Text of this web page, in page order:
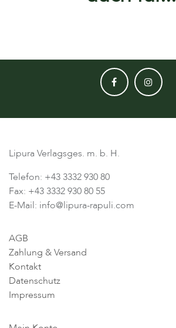
Lipura Verlagsges. m. b. H.
Telefon: +43 3332 930 80
Fax: +43 3332 930 80 55
E-Mail: info@lipura-rapuli.com
AGB
Zahlung & Versand
Kontakt
Datenschutz
Impressum